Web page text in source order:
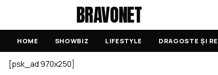
BRAVONET
HOME SHOWBIZ LIFESTYLE DRAGOSTE ȘI
[psk_ad 970x250]